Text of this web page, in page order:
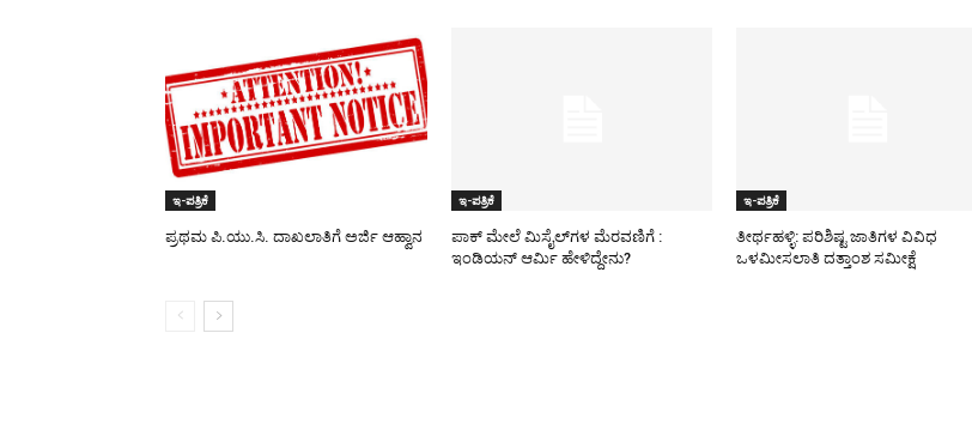
ಇ-ಪತ್ರಿಕೆ
ಪ್ರಥಮ ಪಿ.ಯು.ಸಿ. ದಾಖಲಾತಿಗೆ ಅರ್ಜಿ ಆಹ್ವಾನ
ಇ-ಪತ್ರಿಕೆ
ಪಾಕ್​ ಮೇಲೆ ಮಿಸೈಲ್​ಗಳ ಮೆರವಣಿಗೆ :
ಇಂಡಿಯನ್ ಆರ್ಮಿ ಹೇಳಿದ್ದೇನು?
ಇ-ಪತ್ರಿಕೆ
ತೀರ್ಥಹಳ್ಳಿ: ಪರಿಶಿಷ್ಟ ಜಾತಿಗಳ ವಿವಿಧ
ಒಳಮೀಸಲಾತಿ ದತ್ತಾಂಶ ಸಮೀಕ್ಷೆ